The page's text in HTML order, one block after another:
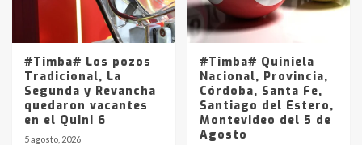
#Timba# Los pozos
Tradicional, La
Segunda y Revancha
quedaron vacantes
en el Quini 6
5 agosto, 2026
#Timba# Quiniela
Nacional, Provincia,
Córdoba, Santa Fe,
Santiago del Estero,
Montevideo del 5 de
Agosto